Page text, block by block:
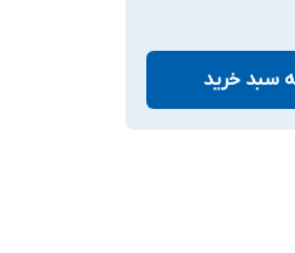
سبد خرید